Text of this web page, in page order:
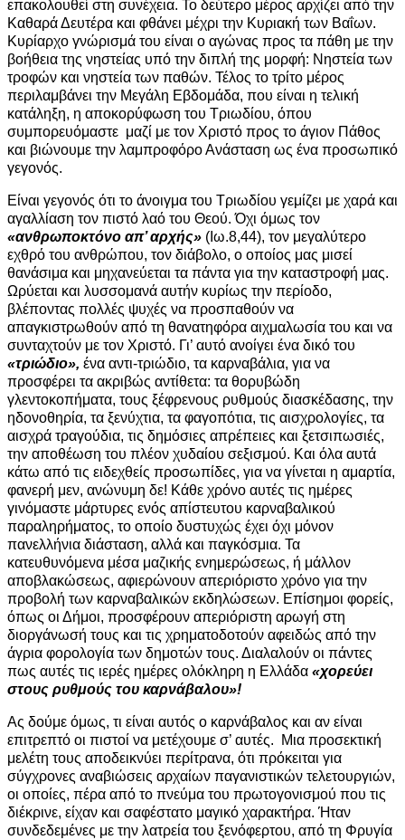
επακολουθεί στη συνέχεια. Το δεύτερο μέρος αρχίζει από την
Καθαρά Δευτέρα και φθάνει μέχρι την Κυριακή των Βαΐων.
Κυρίαρχο γνώρισμά του είναι ο αγώνας προς τα πάθη με την
βοήθεια της νηστείας υπό την διπλή της μορφή: Νηστεία των
τροφών και νηστεία των παθών. Τέλος το τρίτο μέρος
περιλαμβάνει την Μεγάλη Εβδομάδα, που είναι η τελική
κατάληξη, η αποκορύφωση του Τριωδίου, όπου
συμπορευόμαστε μαζί με τον Χριστό προς το άγιον Πάθος
και βιώνουμε την λαμπροφόρο Ανάσταση ως ένα προσωπικό
γεγονός.
Είναι γεγονός ότι το άνοιγμα του Τριωδίου γεμίζει με χαρά και
αγαλλίαση τον πιστό λαό του Θεού. Όχι όμως τον
«ανθρωποκτόνο απ’ αρχής» (Ιω.8,44), τον μεγαλύτερο
εχθρό του ανθρώπου, τον διάβολο, ο οποίος μας μισεί
θανάσιμα και μηχανεύεται τα πάντα για την καταστροφή μας.
Ωρύεται και λυσσομανά αυτήν κυρίως την περίοδο,
βλέποντας πολλές ψυχές να προσπαθούν να
απαγκιστρωθούν από τη θανατηφόρα αιχμαλωσία του και να
συνταχτούν με τον Χριστό. Γι’ αυτό ανοίγει ένα δικό του
«τριώδιο», ένα αντι-τριώδιο, τα καρναβάλια, για να
προσφέρει τα ακριβώς αντίθετα: τα θορυβώδη
γλεντοκοπήματα, τους ξέφρενους ρυθμούς διασκέδασης, την
ηδονοθηρία, τα ξενύχτια, τα φαγοπότια, τις αισχρολογίες, τα
αισχρά τραγούδια, τις δημόσιες απρέπειες και ξετσιπωσιές,
την αποθέωση του πλέον χυδαίου σεξισμού. Και όλα αυτά
κάτω από τις ειδεχθείς προσωπίδες, για να γίνεται η αμαρτία,
φανερή μεν, ανώνυμη δε! Κάθε χρόνο αυτές τις ημέρες
γινόμαστε μάρτυρες ενός απίστευτου καρναβαλικού
παραληρήματος, το οποίο δυστυχώς έχει όχι μόνον
πανελλήνια διάσταση, αλλά και παγκόσμια. Τα
κατευθυνόμενα μέσα μαζικής ενημερώσεως, ή μάλλον
αποβλακώσεως, αφιερώνουν απεριόριστο χρόνο για την
προβολή των καρναβαλικών εκδηλώσεων. Επίσημοι φορείς,
όπως οι Δήμοι, προσφέρουν απεριόριστη αρωγή στη
διοργάνωσή τους και τις χρηματοδοτούν αφειδώς από την
άγρια φορολογία των δημοτών τους. Διαλαλούν οι πάντες
πως αυτές τις ιερές ημέρες ολόκληρη η Ελλάδα «χορεύει
στους ρυθμούς του καρνάβαλου»!
Ας δούμε όμως, τι είναι αυτός ο καρνάβαλος και αν είναι
επιτρεπτό οι πιστοί να μετέχουμε σ’ αυτές. Μια προσεκτική
μελέτη τους αποδεικνύει περίτρανα, ότι πρόκειται για
σύγχρονες αναβιώσεις αρχαίων παγανιστικών τελετουργιών,
οι οποίες, πέρα από το πνεύμα του πρωτογονισμού που τις
διέκρινε, είχαν και σαφέστατο μαγικό χαρακτήρα. Ήταν
συνδεδεμένες με την λατρεία του ξενόφερτου, από τη Φρυγία